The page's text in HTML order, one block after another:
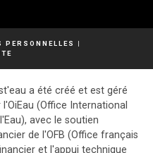
PERSONNELLES
|
a été créé et est géré
l'OiEau (Office International
avec le soutien
de l'OFB (Office français
et l'appui technique